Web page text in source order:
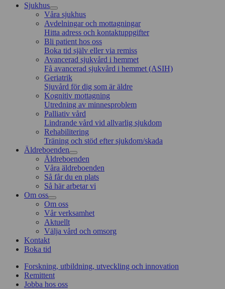
Sjukhus
Våra sjukhus
Avdelningar och mottagningar
Hitta adress och kontaktuppgifter
Bli patient hos oss
Boka tid själv eller via remiss
Avancerad sjukvård i hemmet
Få avancerad sjukvård i hemmet (ASIH)
Geriatrik
Sjuvård för dig som är äldre
Kognitiv mottagning
Utredning av minnesproblem
Palliativ vård
Lindrande vård vid allvarlig sjukdom
Rehabilitering
Träning och stöd efter sjukdom/skada
Äldreboenden
Äldreboenden
Våra äldreboenden
Så får du en plats
Så här arbetar vi
Om oss
Om oss
Vår verksamhet
Aktuellt
Välja vård och omsorg
Kontakt
Boka tid
Forskning, utbildning, utveckling och innovation
Remittent
Jobba hos oss